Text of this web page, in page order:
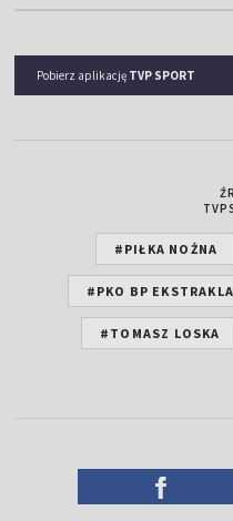
Pobierz aplikację TVP SPORT
#PIŁKA NOŻNA
#PKO BP
#TOMASZ LOSKA